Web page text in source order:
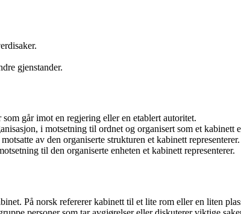
gjenstander.
går imot en regjering eller en etablert autoritet.
i motsetning til ordnet og organisert som et kabinett
av den organiserte strukturen et kabinett representerer.
til den organiserte enheten et kabinett representerer.
På norsk refererer kabinett til et lite rom eller en liten